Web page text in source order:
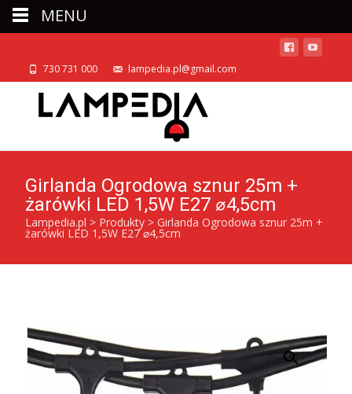
730 731 000 lampedia.pl@gmail.com
Girlanda Ogrodowa sznur 25m +
żarówki LED 1,5W E27 ⌀4,5cm
Lampedia.pl > Produkty > Girlanda Ogrodowa sznur 25m +
żarówki LED 1,5W E27 ⌀4,5cm
MENU